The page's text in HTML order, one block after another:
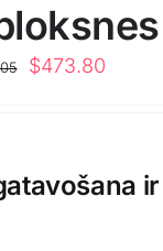
Original
$473.80Current
ir